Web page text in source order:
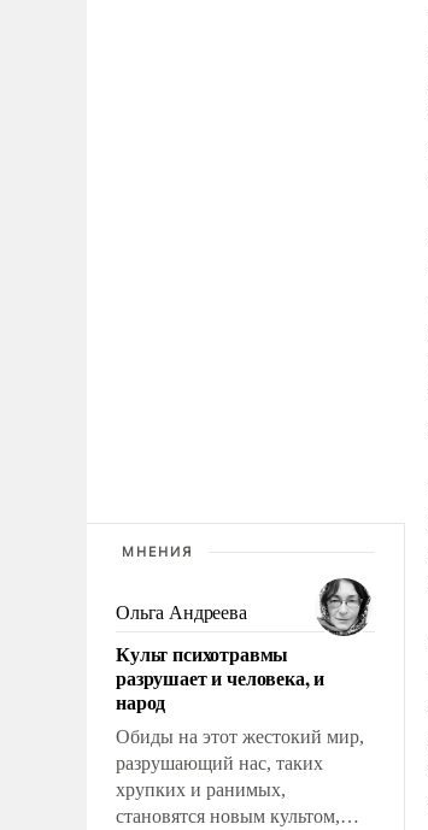
МНЕНИЯ
Ольга Андреева
Культ психотравмы
разрушает и человека, и
народ
Обиды на этот жестокий мир,
разрушающий нас, таких
хрупких и ранимых,
становятся новым культом,